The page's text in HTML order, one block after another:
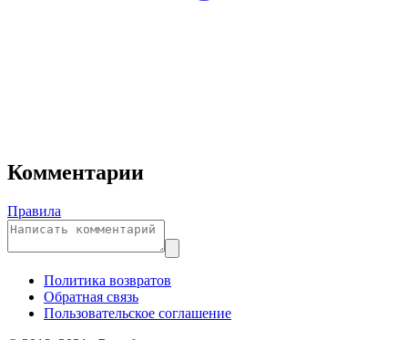
Комментарии
Правила
Политика возвратов
Обратная связь
Пользовательское соглашение